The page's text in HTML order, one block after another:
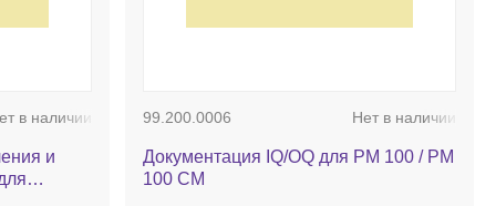
в наличии
и
99.200.0006 Нет в наличии
Документация IQ/OQ для PM 100 / PM
100 CM